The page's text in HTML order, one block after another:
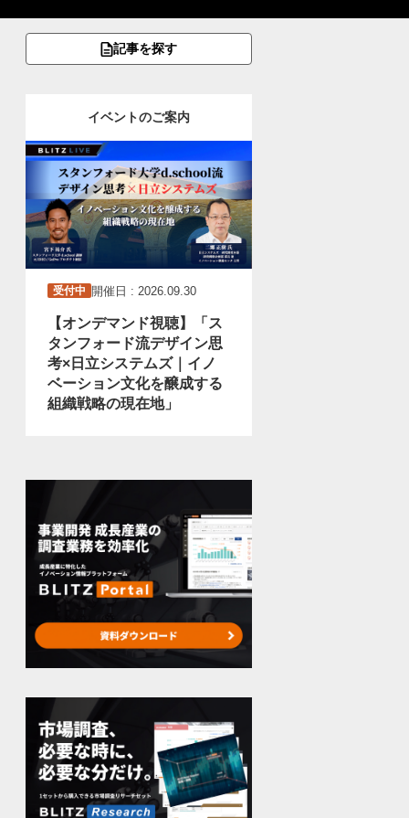
記事を探す
イベントのご案内
受付中 開催日 : 2026.09.30
【オンデマンド視聴】「ス
タンフォード流デザイン思
考×日立システムズ｜イノ
ベーション文化を醸成する
組織戦略の現在地」